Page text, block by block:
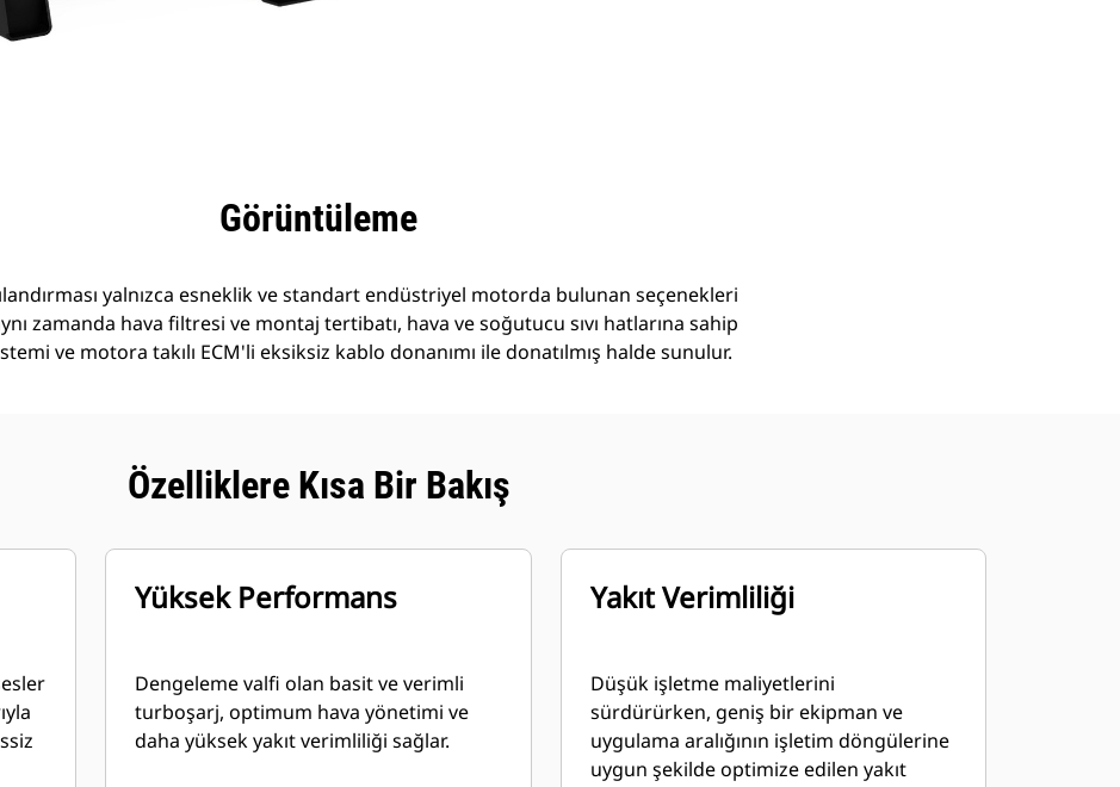
Görüntüleme
yalnızca esneklik ve standart endüstriyel motorda bulunan seçenekleri
zamanda hava filtresi ve montaj tertibatı, hava ve soğutucu sıvı hatlarına sahip
ve motora takılı ECM'li eksiksiz kablo donanımı ile donatılmış halde sunulur.
Özelliklere Kısa Bir Bakış
Yüksek Performans
Dengeleme valfi olan basit ve verimli
turboşarj, optimum hava yönetimi ve
daha yüksek yakıt verimliliği sağlar.
Yakıt Verimliliği
Düşük işletme maliyetlerini
sürdürürken, geniş bir ekipman ve
uygulama aralığının işletim döngülerine
uygun şekilde optimize edilen yakıt